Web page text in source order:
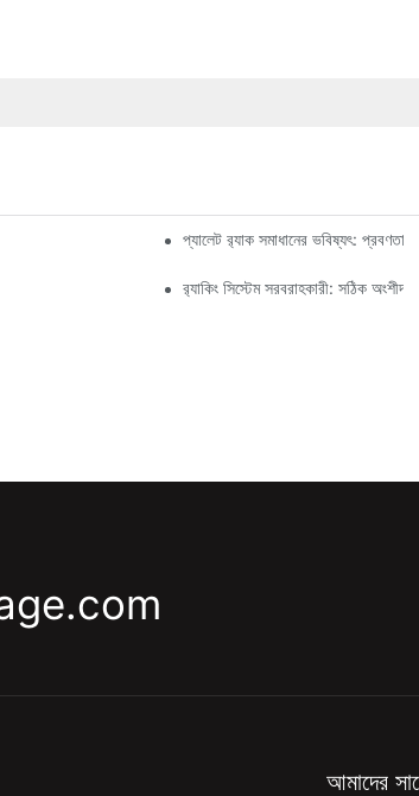
প্যালেট র‍্যাক সমাধানের ভবিষ্যৎ: প্রবণতা
র‍্যাকিং সিস্টেম সরবরাহকারী: সঠিক অংশীদার
আমাদের